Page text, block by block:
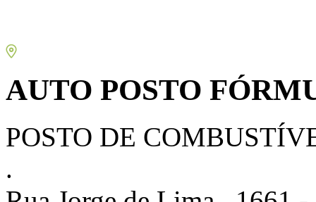
AUTO POSTO
POSTO DE
.